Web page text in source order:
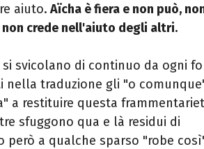
aiuto. Aïcha è fiera e non può,
crede nell'aiuto degli altri.
si svicolano di continuo da ogni
traduzione gli "o
a restituire questa
sfuggono qua e là residui di
però a qualche sparso "robe